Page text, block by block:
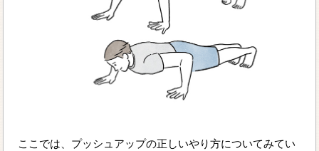
ここでは、プッシュアップの正しいやり方についてみてい